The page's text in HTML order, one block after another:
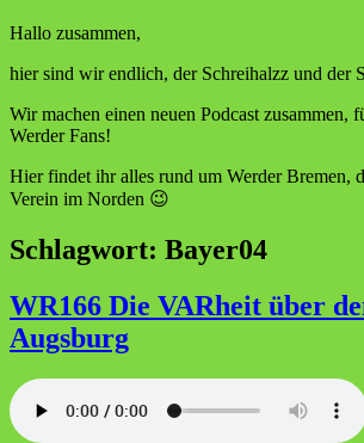
Hallo zusammen,
hier sind wir endlich, der Schreihalzz und der
Wir machen einen neuen Podcast zusammen,
Werder Fans!
Hier findet ihr alles rund um Werder Bremen,
Verein im Norden 😉
Schlagwort: Bayer04
WR166 Die VARheit über
Augsburg